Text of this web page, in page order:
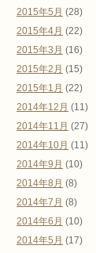
2015年5月 (28)
2015年4月 (22)
2015年3月 (16)
2015年2月 (15)
2015年1月 (22)
2014年12月 (11)
2014年11月 (27)
2014年10月 (11)
2014年9月 (10)
2014年8月 (8)
2014年7月 (8)
2014年6月 (10)
2014年5月 (17)